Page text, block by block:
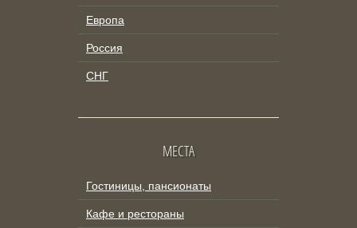
Европа
Россия
СНГ
МЕСТА
Гостиницы, пансионаты
Кафе и рестораны